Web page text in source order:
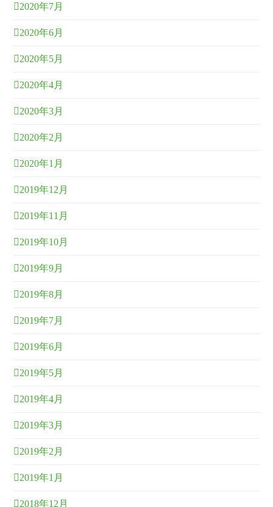
2020年7月
2020年6月
2020年5月
2020年4月
2020年3月
2020年2月
2020年1月
2019年12月
2019年11月
2019年10月
2019年9月
2019年8月
2019年7月
2019年6月
2019年5月
2019年4月
2019年3月
2019年2月
2019年1月
2018年12月